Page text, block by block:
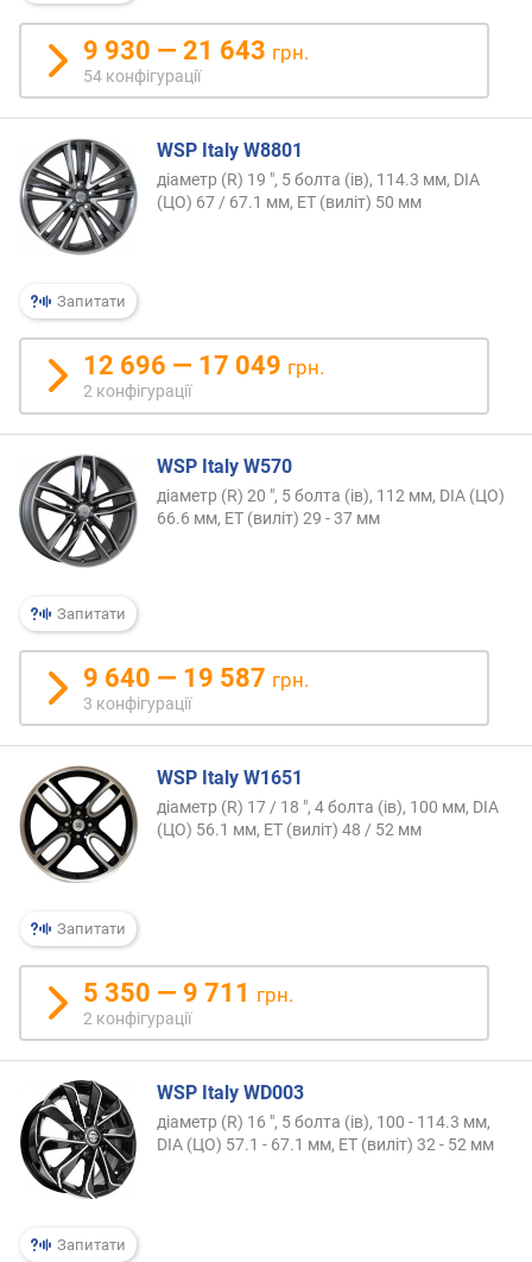
9 930 — 21 643 грн.
54 конфігурації
Запитати
WSP Italy W8801
діаметр (R) 19 ", 5 болта (ів), 114.3 мм, DIA
(ЦО) 67 / 67.1 мм, ET (виліт) 50 мм
12 696 — 17 049 грн.
2 конфігурації
Запитати
WSP Italy W570
діаметр (R) 20 ", 5 болта (ів), 112 мм, DIA (ЦО)
66.6 мм, ET (виліт) 29 - 37 мм
9 640 — 19 587 грн.
3 конфігурації
Запитати
WSP Italy W1651
діаметр (R) 17 / 18 ", 4 болта (ів), 100 мм, DIA
(ЦО) 56.1 мм, ET (виліт) 48 / 52 мм
5 350 — 9 711 грн.
2 конфігурації
Запитати
WSP Italy WD003
діаметр (R) 16 ", 5 болта (ів), 100 - 114.3 мм,
DIA (ЦО) 57.1 - 67.1 мм, ET (виліт) 32 - 52 мм